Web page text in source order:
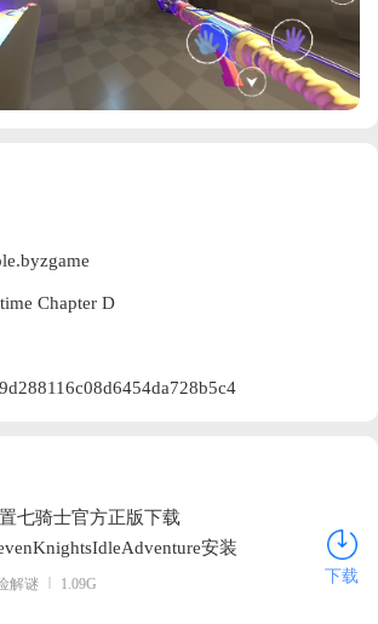
Chapter D
七骑士官方正版下载
安装
安卓版
解谜 1.09G 下载